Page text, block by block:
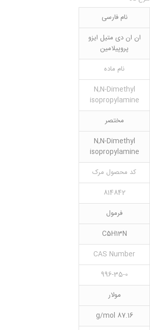
نام فارسی
ان ان دی متیل ایزو
پروپیلامین
نام ماده
N,N-Dimethyl
isopropylamine
مختصر
N,N-Dimethyl
isopropylamine
کد محصول مرک
814842
فرمول
C5H13N
CAS Number
996-35-0
مولار
87.16 g/mol